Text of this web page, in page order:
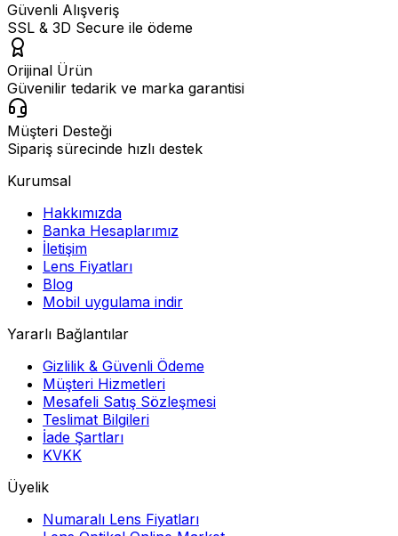
Güvenli Alışveriş
SSL & 3D Secure ile ödeme
Orijinal Ürün
Güvenilir tedarik ve marka garantisi
Müşteri Desteği
Sipariş sürecinde hızlı destek
Kurumsal
Hakkımızda
Banka Hesaplarımız
İletişim
Lens Fiyatları
Blog
Mobil uygulama indir
Yararlı Bağlantılar
Gizlilik & Güvenli Ödeme
Müşteri Hizmetleri
Mesafeli Satış Sözleşmesi
Teslimat Bilgileri
İade Şartları
KVKK
Üyelik
Numaralı Lens Fiyatları